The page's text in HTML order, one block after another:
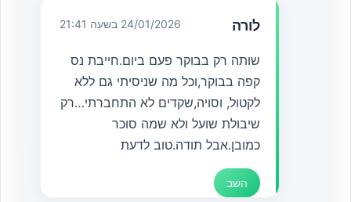
לורה 24/01/2026 בשעה 21:41
שותה רק בבוקר פעם ביום.חייבת נס
קפה בבוקר,וכל מה שניסיתי גם ללא
לקטול, וסויה,שקדים לא התחברתי…רק
שיבולת שועל ולא שמה סוכר
כמובן.אבל תודה.טוב לדעת
השב